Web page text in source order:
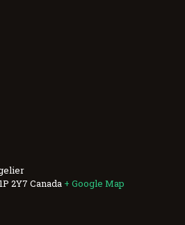
2Y7 Canada + Google Map